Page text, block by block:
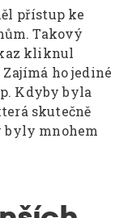
přístup ke
Takový
kliknul
ho jediné
Kdyby byla
skutečně
byly mnohem